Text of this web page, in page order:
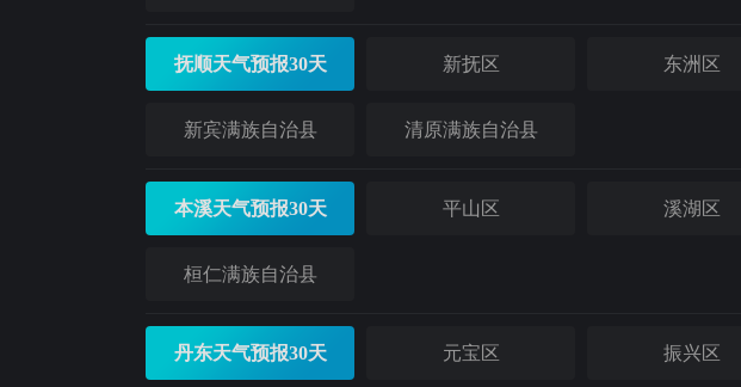
抚顺天气预报30天 新抚区 东洲区
新宾满族自治县 清原满族自治县
本溪天气预报30天 平山区 溪湖区
桓仁满族自治县
丹东天气预报30天 元宝区 振兴区